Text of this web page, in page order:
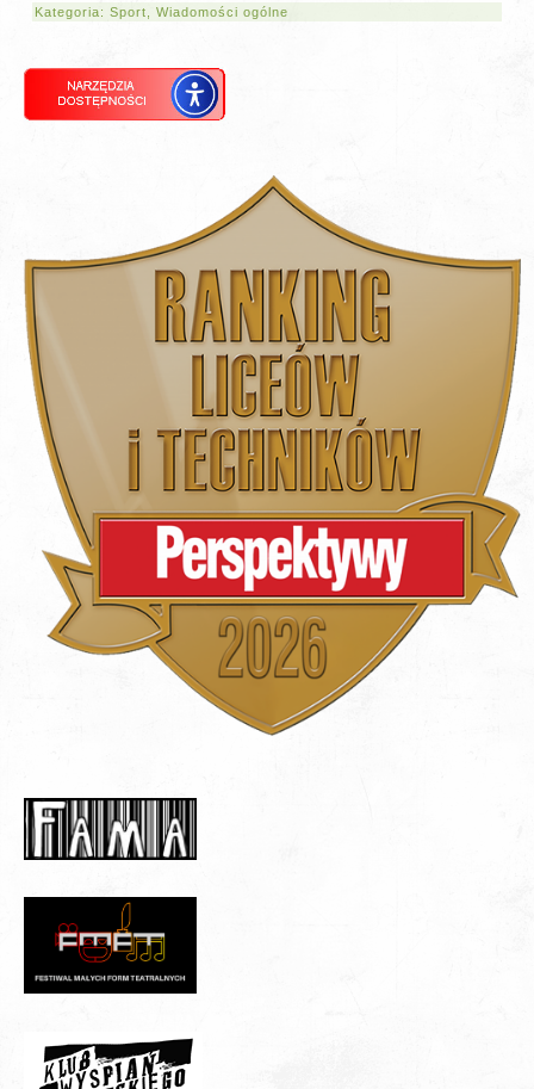
Kategoria:Sport ,Wiadomości ogólne